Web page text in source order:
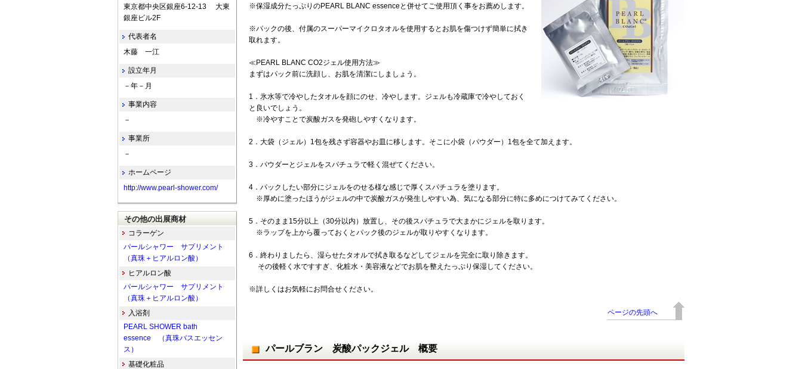
※保湿成分たっぷりのPEARL BLANC essenceと併せてご使用頂く事をお薦めします。
※パックの後、付属のスーパーマイクロタオルを使用するとお肌を傷つけず簡単に拭き
取れます。
≪PEARL BLANC CO2ジェル使用方法≫
まずはパック前に洗顔し、お肌を清潔にしましょう。
1．氷水等で冷やしたタオルを顔にのせ、冷やします。ジェルも冷蔵庫で冷やしておく
と良いでしょう。
※冷やすことで炭酸ガスを発砲しやすくなります。
2．大袋（ジェル）1包を残さず容器やお皿に移します。そこに小袋（パウダー）1包を全て加えます。
3．パウダーとジェルをスパチュラで軽く混ぜてください。
4．パックしたい部分にジェルをのせる様な感じで厚くスパチュラを塗ります。
※厚めに塗ったほうがジェルの中で炭酸ガスが発生しやすい為、気になる部分に特に多めにつけてみてください。
5．そのまま15分以上（30分以内）放置し、その後スパチュラで大まかにジェルを取ります。
※ラップを上から覆っておくとパック後のジェルが取りやすくなります。
6．終わりましたら、湿らせたタオルで拭き取るなどしてジェルを完全に取り除きます。
その後軽く水ですすぎ、化粧水・美容液などでお肌を整えたっぷり保湿してください。
※詳しくはお気軽にお問合せください。
ページの先頭へ
パールブラン 炭酸パックジェル 概要
東京都中央区銀座6-12-13 大東
銀座ビル2F
代表者名
木藤 一江
設立年月
－年－月
事業内容
－
事業所
－
ホームページ
http://www.pearl-shower.com/
その他の出展商材
コラーゲン
パールシャワー サプリメント
（真珠＋ヒアルロン酸）
ヒアルロン酸
パールシャワー サプリメント
（真珠＋ヒアルロン酸）
入浴剤
PEARL SHOWER bath
essence （真珠バスエッセン
ス）
基礎化粧品